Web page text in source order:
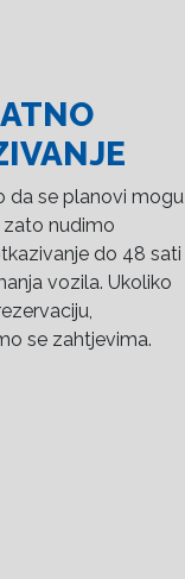
da se planovi mogu
nudimo
do 48 sati
vozila. Ukoliko
se zahtjevima.